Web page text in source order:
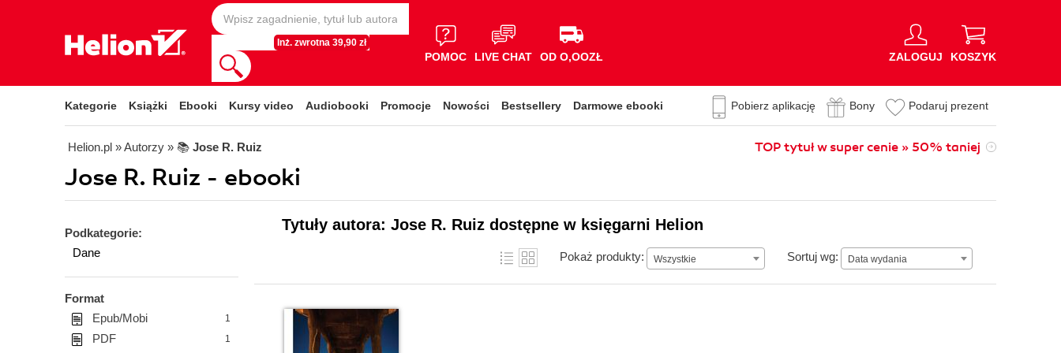
Inż. zwrotna 39,90 zł
POMOC LIVE CHAT OD O,OOZŁ ZALOGUJ KOSZYK
Kategorie Książki Ebooki Kursy video Audiobooki Promocje Nowości Bestsellery Darmowe ebooki Pobierz aplikację Bony Podaruj prezent
Helion.pl » Autorzy » 📚 Jose R. Ruiz TOP tytuł w super cenie » 50% taniej
Jose R. Ruiz - ebooki
Podkategorie:
Dane
Format
Epub/Mobi
1
PDF 1
Tytuły autora: Jose R. Ruiz dostępne w księgarni Helion
Pokaż produkty: Wszystkie Sortuj wg: Data wydania
Data wydania